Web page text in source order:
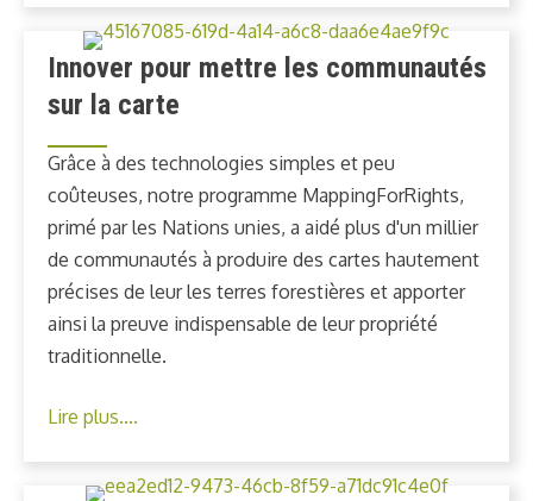
Innover pour mettre les communautés
sur la carte
Grâce à des technologies simples et peu
coûteuses, notre programme MappingForRights,
primé par les Nations unies, a aidé plus d'un millier
de communautés à produire des cartes hautement
précises de leur les terres forestières et apporter
ainsi la preuve indispensable de leur propriété
traditionnelle.
Lire plus....